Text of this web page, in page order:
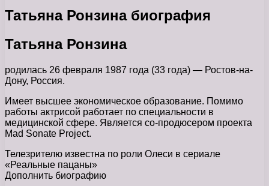
Татьяна Ронзина биография
Татьяна Ронзина
родилась 26 февраля 1987 года (33 года) — Ростов-на-
Дону, Россия.
Имеет высшее экономическое образование. Помимо
работы актрисой работает по специальности в
медицинской сфере. Является со-продюсером проекта
Mad Sonate Project.
Телезрителю известна по роли Олеси в сериале
«Реальные пацаны»
Дополнить биографию